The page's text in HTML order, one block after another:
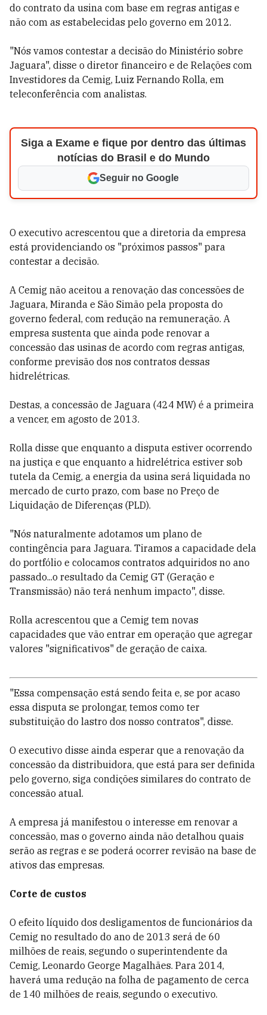
do contrato da usina com base em regras antigas e
não com as estabelecidas pelo governo em 2012.
"Nós vamos contestar a decisão do Ministério sobre
Jaguara", disse o diretor financeiro e de Relações com
Investidores da Cemig, Luiz Fernando Rolla, em
teleconferência com analistas.
Siga a Exame e fique por dentro das últimas
notícias do Brasil e do Mundo
Seguir no Google
O executivo acrescentou que a diretoria da empresa
está providenciando os "próximos passos" para
contestar a decisão.
A Cemig não aceitou a renovação das concessões de
Jaguara, Miranda e São Simão pela proposta do
governo federal, com redução na remuneração. A
empresa sustenta que ainda pode renovar a
concessão das usinas de acordo com regras antigas,
conforme previsão dos nos contratos dessas
hidrelétricas.
Destas, a concessão de Jaguara (424 MW) é a primeira
a vencer, em agosto de 2013.
Rolla disse que enquanto a disputa estiver ocorrendo
na justiça e que enquanto a hidrelétrica estiver sob
tutela da Cemig, a energia da usina será liquidada no
mercado de curto prazo, com base no Preço de
Liquidação de Diferenças (PLD).
"Nós naturalmente adotamos um plano de
contingência para Jaguara. Tiramos a capacidade dela
do portfólio e colocamos contratos adquiridos no ano
passado...o resultado da Cemig GT (Geração e
Transmissão) não terá nenhum impacto", disse.
Rolla acrescentou que a Cemig tem novas
capacidades que vão entrar em operação que agregar
valores "significativos" de geração de caixa.
"Essa compensação está sendo feita e, se por acaso
essa disputa se prolongar, temos como ter
substituição do lastro dos nosso contratos", disse.
O executivo disse ainda esperar que a renovação da
concessão da distribuidora, que está para ser definida
pelo governo, siga condições similares do contrato de
concessão atual.
A empresa já manifestou o interesse em renovar a
concessão, mas o governo ainda não detalhou quais
serão as regras e se poderá ocorrer revisão na base de
ativos das empresas.
Corte de custos
O efeito líquido dos desligamentos de funcionários da
Cemig no resultado do ano de 2013 será de 60
milhões de reais, segundo o superintendente da
Cemig, Leonardo George Magalhães. Para 2014,
haverá uma redução na folha de pagamento de cerca
de 140 milhões de reais, segundo o executivo.